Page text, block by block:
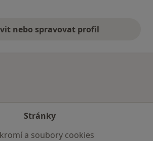
nebo spravovat profil
Stránky
a soubory cookies